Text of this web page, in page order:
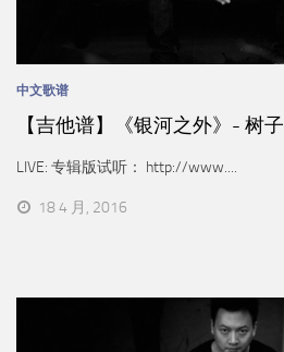
中文歌谱
【吉他谱】《银河之外》- 树子
LIVE: 专辑版试听： http://www....
18 4 月, 2016